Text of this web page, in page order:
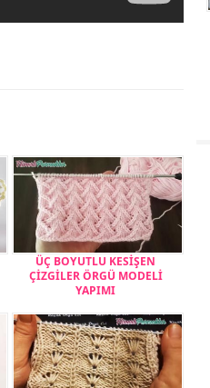
ÜÇ BOYUTLU KESİŞEN
ÇİZGİLER ÖRGÜ MODELİ
YAPIMI